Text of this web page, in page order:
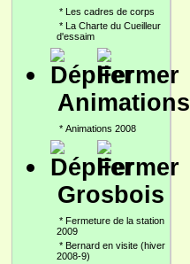
* Les cadres de corps
* La Charte du Cueilleur
d'essaim
Animations
* Animations 2008
Grosbois
* Fermeture de la station
2009
* Bernard en visite (hiver
2008-9)